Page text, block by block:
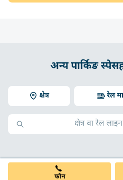
अन्य पार्किङ
क्षेत्र रेल
फोन